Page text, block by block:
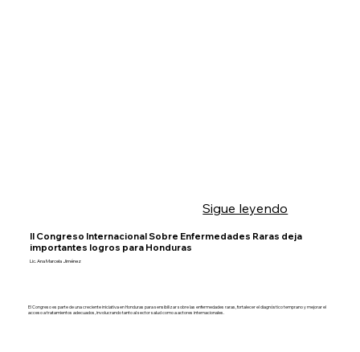
Sigue leyendo
II Congreso Internacional Sobre Enfermedades Raras deja
importantes logros para Honduras
Lic. Ana Marcela Jiménez
El Congreso es parte de una creciente iniciativa en Honduras para sensibilizar sobre las enfermedades raras, fortalecer el diagnóstico temprano y mejorar el
acceso a tratamientos adecuados, involucrando tanto al sector salud como a actores internacionales.